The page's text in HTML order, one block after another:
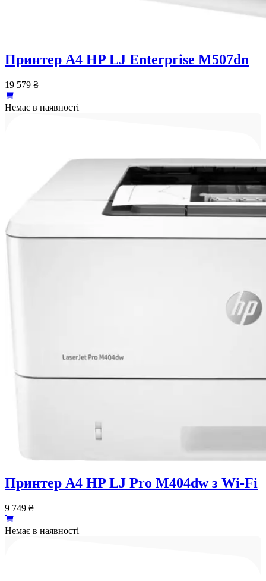
Принтер А4 HP LJ Enterprise M507dn
19 579 ₴
Немає в наявності
Принтер А4 HP LJ Pro M404dw з Wi-Fi
9 749 ₴
Немає в наявності